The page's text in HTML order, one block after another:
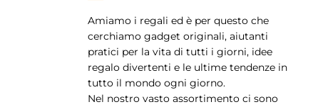
Amiamo i regali ed è per questo che
cerchiamo gadget originali, aiutanti
pratici per la vita di tutti i giorni, idee
regalo divertenti e le ultime tendenze in
tutto il mondo ogni giorno.
Nel nostro vasto assortimento ci sono